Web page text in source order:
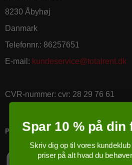
8230 Åbyhøj
Danmark
Telefonnr.: 86257651
E-mail : kundeservice@totalrent.dk
CVR-nummer: cvr: 28 29 76 61
PRICERUNNER KØBSGARANTI
Spar 10 % på din
Skriv dig op til vores
priser på alt hvad du